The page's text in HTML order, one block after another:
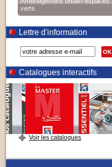
verts
Lettre d'information
OK
Catalogues interactifs
Voir les catalogues